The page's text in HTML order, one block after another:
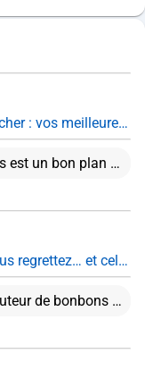
Partir en week-end pas cher : vos meilleures astuces ?
Partir chez des proches est un bon plan en effet. Je trouve que les box reviennent cher plutôt que d'organiser son voyage soi-même. Cela dit, ça reste pratique pour offrir par exemple.
Le dernier achat que vous regrettez… et celui que vous ne regrettez pas du tout
Moi ça a été un distributeur de bonbons PEZ. C'est fou comme la recharge de ces trucs coutent cher...